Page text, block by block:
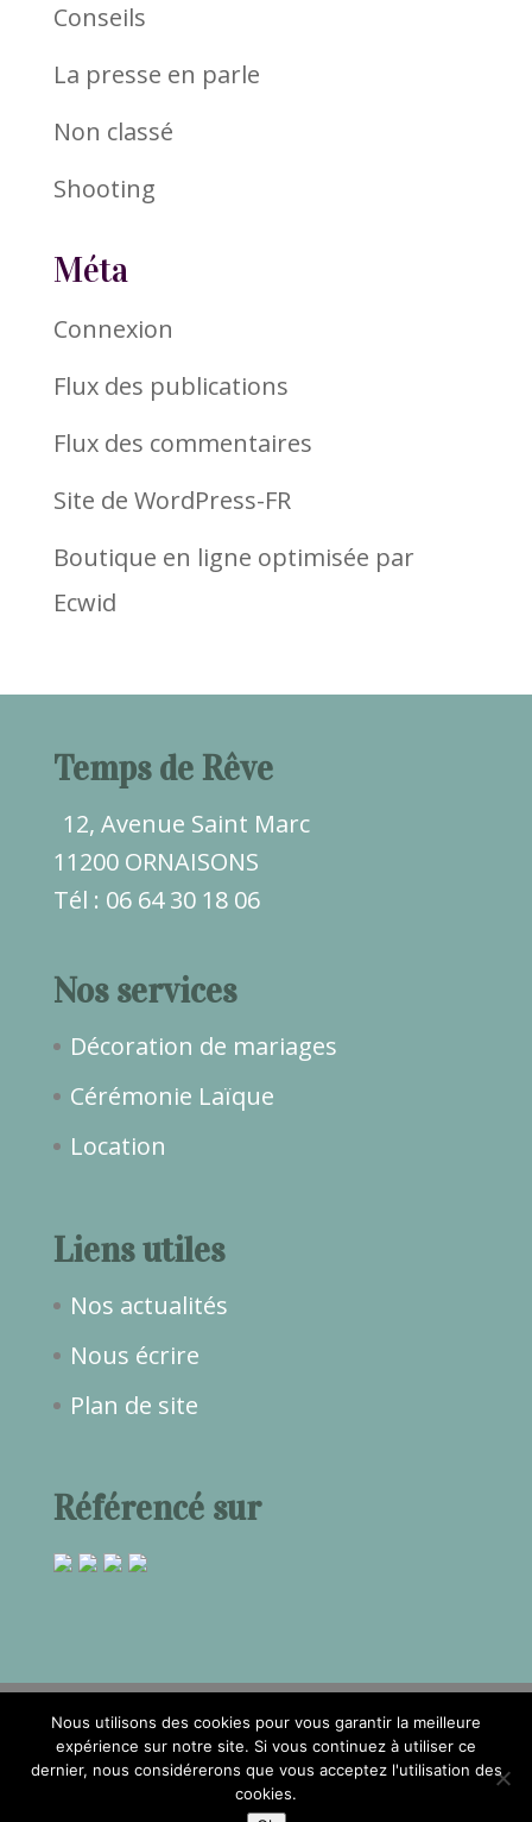
Conseils
La presse en parle
Non classé
Shooting
Méta
Connexion
Flux des publications
Flux des commentaires
Site de WordPress-FR
Boutique en ligne optimisée par
Ecwid
Temps de Rêve
12, Avenue Saint Marc
11200 ORNAISONS
Tél : 06 64 30 18 06
Nos services
Décoration de mariages
Cérémonie Laïque
Location
Liens utiles
Nos actualités
Nous écrire
Plan de site
Référencé sur
2017©Temps de Rêve -Mentions
Nous utilisons des cookies pour vous garantir la meilleure
expérience sur notre site. Si vous continuez à utiliser ce
dernier, nous considérerons que vous acceptez l'utilisation des
cookies.